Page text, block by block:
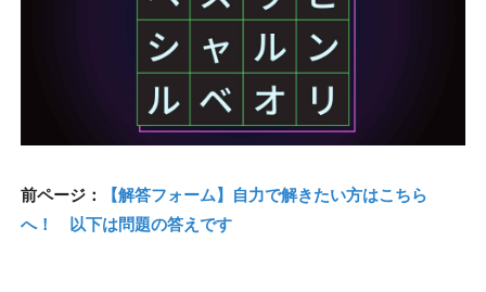
前ページ：
【解答フォーム】自力で解きたい方はこちら
へ！ 以下は問題の答えです